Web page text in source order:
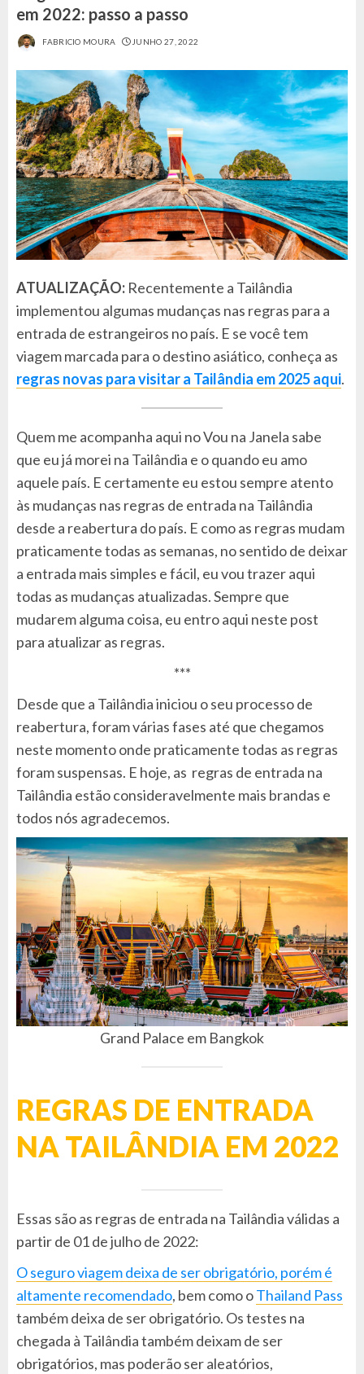
em 2022: passo a passo
FABRICIO MOURA JUNHO 27, 2022
ATUALIZAÇÃO: Recentemente a Tailândia
implementou algumas mudanças nas regras para a
entrada de estrangeiros no país. E se você tem
viagem marcada para o destino asiático, conheça as
regras novas para visitar a Tailândia em 2025aqui.
Quem me acompanha aqui no Vou na Janela sabe
que eu já morei na Tailândia e o quando eu amo
aquele país. E certamente eu estou sempre atento
às mudanças nas regras de entrada na Tailândia
desde a reabertura do país. E como as regras mudam
praticamente todas as semanas, no sentido de deixar
a entrada mais simples e fácil, eu vou trazer aqui
todas as mudanças atualizadas. Sempre que
mudarem alguma coisa, eu entro aqui neste post
para atualizar as regras.
***
Desde que a Tailândia iniciou o seu processo de
reabertura, foram várias fases até que chegamos
neste momento onde praticamente todas as regras
foram suspensas. E hoje, as regras de entrada na
Tailândia estão consideravelmente mais brandas e
todos nós agradecemos.
Grand Palace em Bangkok
REGRAS DE ENTRADA
NA TAILÂNDIA EM 2022
Essas são as regras de entrada na Tailândia válidas a
partir de 01 de julho de 2022:
O seguro viagem deixa de ser obrigatório, porém é
altamente recomendado, bem como oThailand Pass
também deixa de ser obrigatório. Os testes na
chegada à Tailândia também deixam de ser
obrigatórios, mas poderão ser aleatórios,